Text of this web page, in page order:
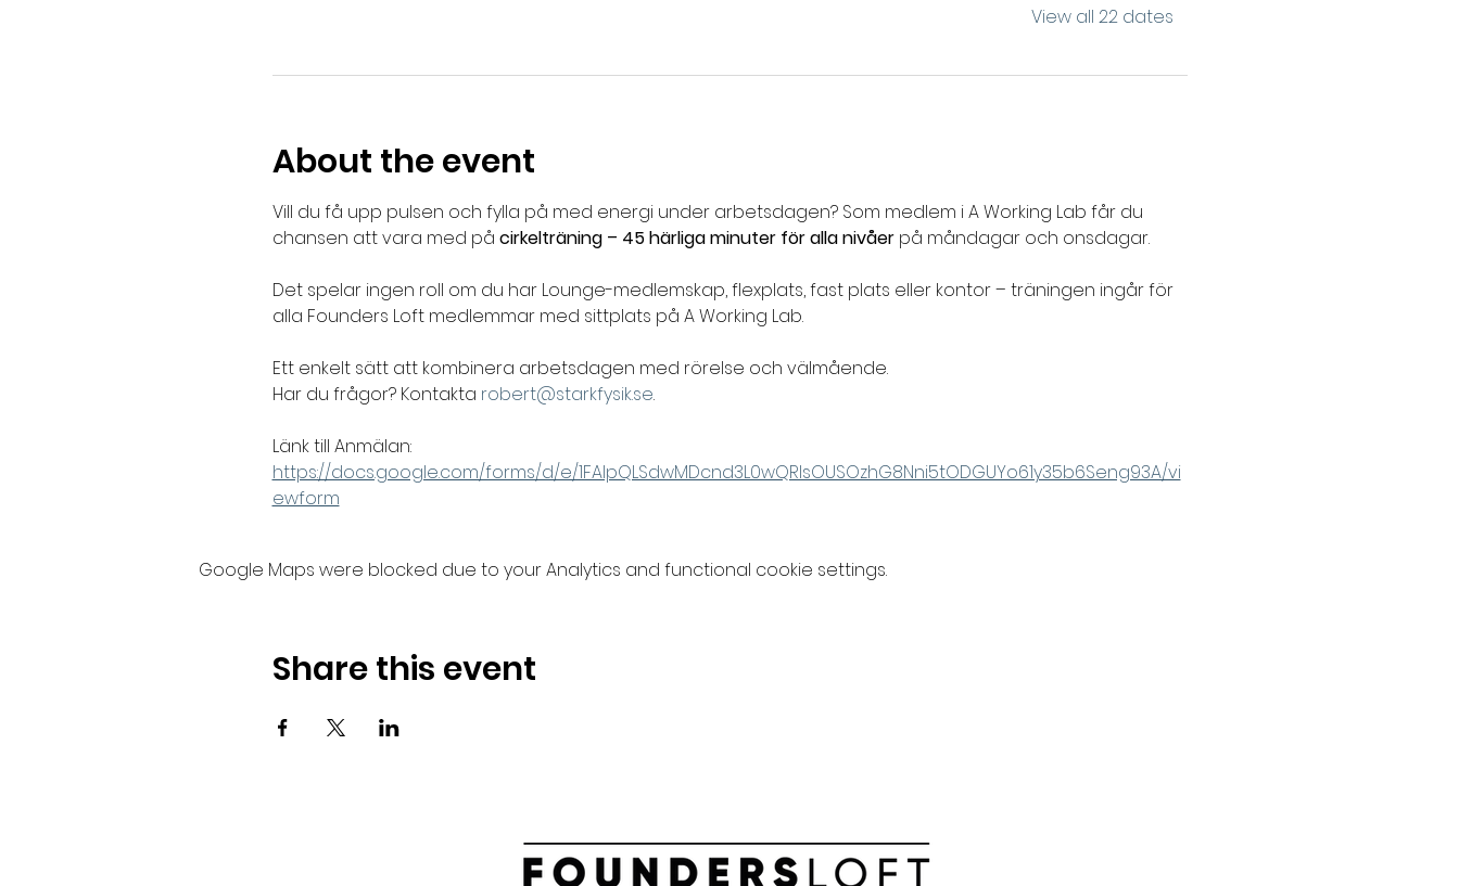
View all 22 dates
About the event
Vill du få upp pulsen och fylla på med energi under arbetsdagen? Som medlem i A Working Lab får du
chansen att vara med på cirkelträning – 45 härliga minuter för alla nivåer på måndagar och onsdagar.
Det spelar ingen roll om du har Lounge-medlemskap, flexplats, fast plats eller kontor – träningen ingår för
alla Founders Loft medlemmar med sittplats på A Working Lab.
Ett enkelt sätt att kombinera arbetsdagen med rörelse och välmående.
Har du frågor? Kontakta robert@starkfysik.se.
Länk till Anmälan:
https://docs.google.com/forms/d/e/1FAIpQLSdwMDcnd3L0wQRlsOUSOzhG8Nni5tODGUYo61y35b6Seng93A/vi
ewform
Google Maps were blocked due to your Analytics and functional cookie settings.
Share this event